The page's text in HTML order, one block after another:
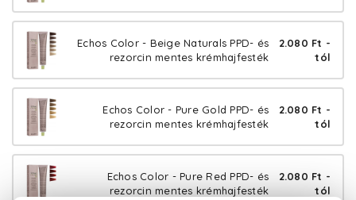
Echos Color - Beige Naturals PPD- és
rezorcin mentes krémhajfesték
2.080 Ft -
tól
Echos Color - Pure Gold PPD- és
rezorcin mentes krémhajfesték
2.080 Ft -
tól
Echos Color - Pure Red PPD- és
rezorcin mentes krémhajfesték
2.080 Ft -
tól